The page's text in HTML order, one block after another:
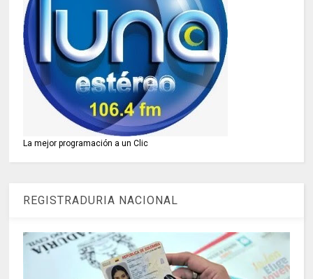
La mejor programación a un Clic
REGISTRADURIA NACIONAL